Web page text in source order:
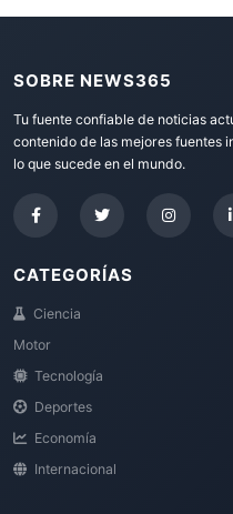
SOBRE NEWS365
Tu fuente confiable de noticias
contenido de las mejores fuentes
lo que sucede en el mundo.
CATEGORÍAS
Ciencia
Motor
Tecnología
Deportes
Economía
Internacional